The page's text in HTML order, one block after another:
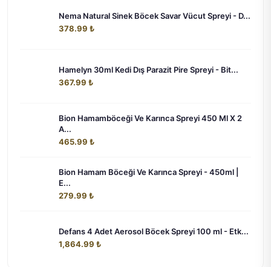
Nema Natural Sinek Böcek Savar Vücut Spreyi - D...
378.99 ₺
Hamelyn 30ml Kedi Dış Parazit Pire Spreyi - Bit...
367.99 ₺
Bion Hamamböceği Ve Karınca Spreyi 450 Ml X 2
A...
465.99 ₺
Bion Hamam Böceği Ve Karınca Spreyi - 450ml |
E...
279.99 ₺
Defans 4 Adet Aerosol Böcek Spreyi 100 ml - Etk...
1,864.99 ₺